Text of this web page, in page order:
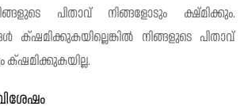
പിതാവ് നിങ്ങളോടും ക്ഷ്മിക്കും.
ക്‌ഷമിക്കുകയില്ലെങ്കിൽ നിങ്ങളുടെ പിതാവ്
ക്‌ഷമിക്കുകയില്ല.